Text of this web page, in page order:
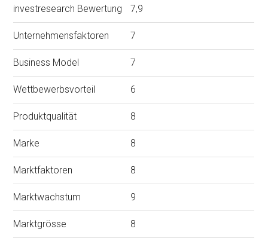
investresearch Bewertung 7,9
Unternehmensfaktoren 7
Business Model 7
Wettbewerbsvorteil 6
Produktqualität 8
Marke 8
Marktfaktoren 8
Marktwachstum 9
Marktgrösse 8